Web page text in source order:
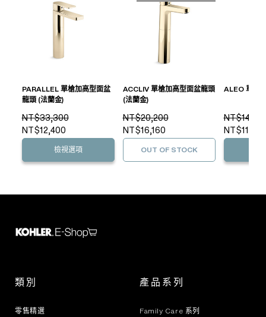
PARALLEL 單槍加高型面盆
龍頭 (法蘭金)
NT$33,300
NT$12,400
檢視選項
ACCLIV 單槍加高型面盆龍頭
(法蘭金)
NT$20,200
NT$16,160
OUT OF STOCK
ALEO 單槍
NT$11,920
類別
零售精選
產品系列
Family Care 系列